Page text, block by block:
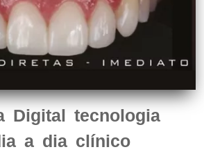
Digital tecnologia
a dia clínico